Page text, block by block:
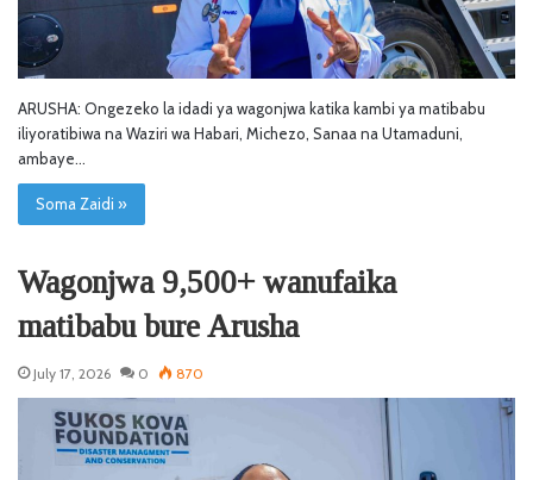
ARUSHA: Ongezeko la idadi ya wagonjwa katika kambi ya matibabu
iliyoratibiwa na Waziri wa Habari, Michezo, Sanaa na Utamaduni,
ambaye…
Soma Zaidi »
Wagonjwa 9,500+ wanufaika
matibabu bure Arusha
July 17, 2026 0 870